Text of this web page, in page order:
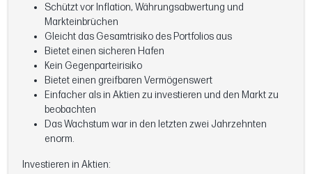
Schützt vor Inflation, Währungsabwertung und
Markteinbrüchen
Gleicht das Gesamtrisiko des Portfolios aus
Bietet einen sicheren Hafen
Kein Gegenparteirisiko
Bietet einen greifbaren Vermögenswert
Einfacher als in Aktien zu investieren und den Markt zu
beobachten
Das Wachstum war in den letzten zwei Jahrzehnten
enorm.
Investieren in Aktien: